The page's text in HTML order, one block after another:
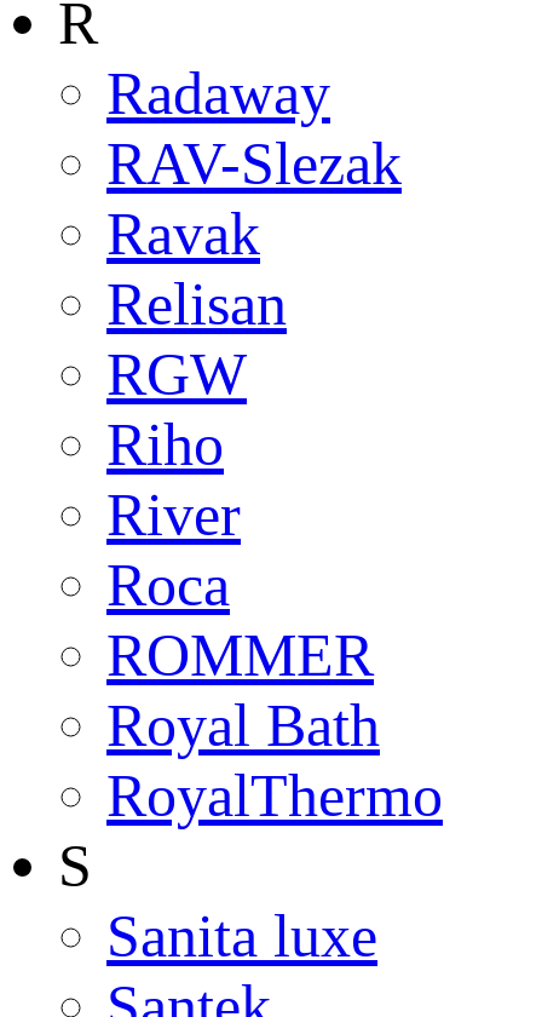
R
Radaway
RAV-Slezak
Ravak
Relisan
RGW
Riho
River
Roca
ROMMER
Royal Bath
RoyalThermo
S
Sanita luxe